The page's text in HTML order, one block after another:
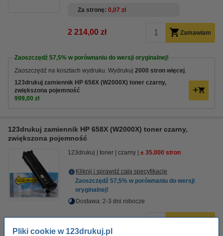
Pliki cookie w 123drukuj.pl
Za stronę 0,07 zł
2 214,00 zł Zamawiam
Zaoszczędź 57,5% w porównaniu do wersji oryginalnej!
Zaoszczędź na kosztach wydruku. Wydrukuj 2000 stron więcej.
123drukuj zamiennik HP 658X (W2000X) toner czarny,
zwiększona pojemność
999,00 zł
123drukuj zamiennik HP 658X (W2000X) toner czarny,
zwiększona pojemność
123drukuj toner czarny ± 35.000 stron
Kliknij i sprawdź całą specyfikacje
Zaoszczędź 57,5% w porównaniu do wersji
oryginalnej!
Dostawa: 2-3 dni robocze